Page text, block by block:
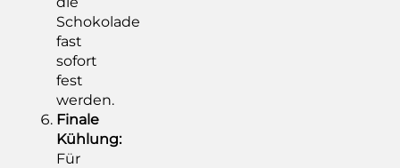
Schokolade
fast
sofort
fest
werden.
Finale
Kühlung:
Für